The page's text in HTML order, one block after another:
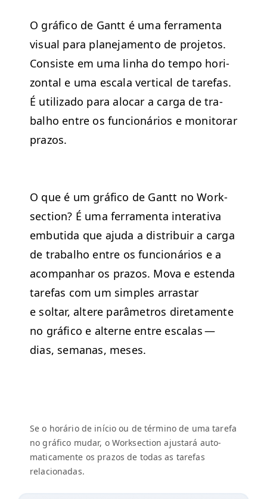
O grá­fi­co de Gantt é uma fer­ra­men­ta
visu­al para plane­ja­men­to de pro­je­tos.
Con­siste em uma lin­ha do tem­po hor­i­
zon­tal e uma escala ver­ti­cal de tare­fas.
É uti­liza­do para alo­car a car­ga de tra­
bal­ho entre os fun­cionários e mon­i­torar
prazos.
O que é um grá­fi­co de Gantt no Work­
sec­tion? É uma fer­ra­men­ta inter­a­ti­va
embu­ti­da que aju­da a dis­tribuir a car­ga
de tra­bal­ho entre os fun­cionários e a
acom­pan­har os pra­zos. Mova e esten­da
tare­fas com um sim­ples arras­tar
e soltar, altere parâmet­ros dire­ta­mente
no grá­fi­co e alterne entre escalas —
dias, sem­anas, meses.
Se o horário de iní­cio ou de tér­mi­no de uma tare­fa
no grá­fi­co mudar, o Work­sec­tion ajus­tará auto­
mati­ca­mente os pra­zos de todas as tare­fas
relacionadas.